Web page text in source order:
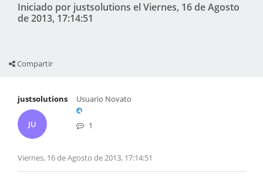
Iniciado por justsolutions el Viernes, 16 de Agosto
de 2013, 17:14:51
Compartir
justsolutions
JU
Usuario Novato
1
Viernes, 16 de Agosto de 2013, 17:14:51